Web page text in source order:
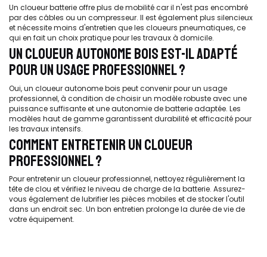
Un cloueur batterie offre plus de mobilité car il n'est pas encombré
par des câbles ou un compresseur. Il est également plus silencieux
et nécessite moins d'entretien que les cloueurs pneumatiques, ce
qui en fait un choix pratique pour les travaux à domicile.
UN CLOUEUR AUTONOME BOIS EST-IL ADAPTÉ
POUR UN USAGE PROFESSIONNEL ?
Oui, un cloueur autonome bois peut convenir pour un usage
professionnel, à condition de choisir un modèle robuste avec une
puissance suffisante et une autonomie de batterie adaptée. Les
modèles haut de gamme garantissent durabilité et efficacité pour
les travaux intensifs.
COMMENT ENTRETENIR UN CLOUEUR
PROFESSIONNEL ?
Pour entretenir un cloueur professionnel, nettoyez régulièrement la
tête de clou et vérifiez le niveau de charge de la batterie. Assurez-
vous également de lubrifier les pièces mobiles et de stocker l'outil
dans un endroit sec. Un bon entretien prolonge la durée de vie de
votre équipement.